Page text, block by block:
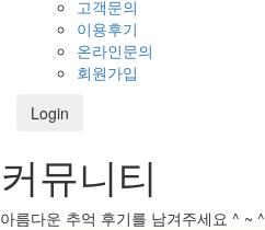
고객문의
이용후기
온라인문의
회원가입
Login
커뮤니티
아름다운 추억 후기를 남겨주세요 ^ ~ ^